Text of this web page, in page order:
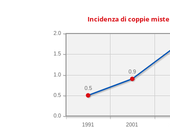
Incidenza di coppie miste
1991 2001
0.0
0.5
1.0
1.5
2.0
0.9
0.5